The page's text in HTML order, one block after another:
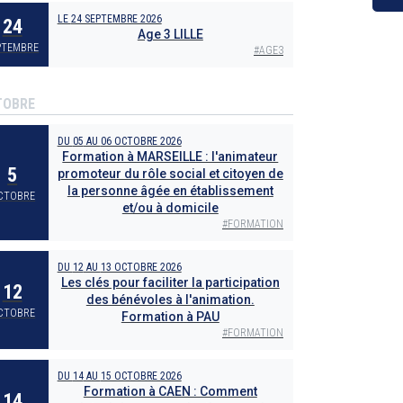
24 LE 24 SEPTEMBRE 2026
Age 3 LILLE
#AGE3
5
DU 05 AU 06 OCTOBRE 2026
Formation à MARSEILLE : l'animateur
promoteur du rôle social et citoyen de
la personne âgée en établissement
et/ou à domicile
#FORMATION
12
DU 12 AU 13 OCTOBRE 2026
Les clés pour faciliter la participation
des bénévoles à l'animation.
Formation à PAU
#FORMATION
DU 14AU 15 OCTOBRE 2026
Formation à CAEN : Comment